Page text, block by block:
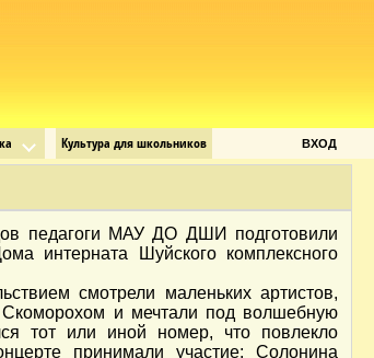
Культура для школьников ВХОД
педагоги МАУ ДО ДШИ подготовили
интерната Шуйского комплексного
смотрели маленьких артистов,
и мечтали под волшебную
тот или иной номер, что повлекло
принимали участие: Солонина